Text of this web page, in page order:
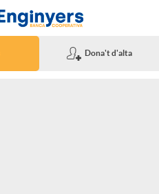
Dona't d'alta